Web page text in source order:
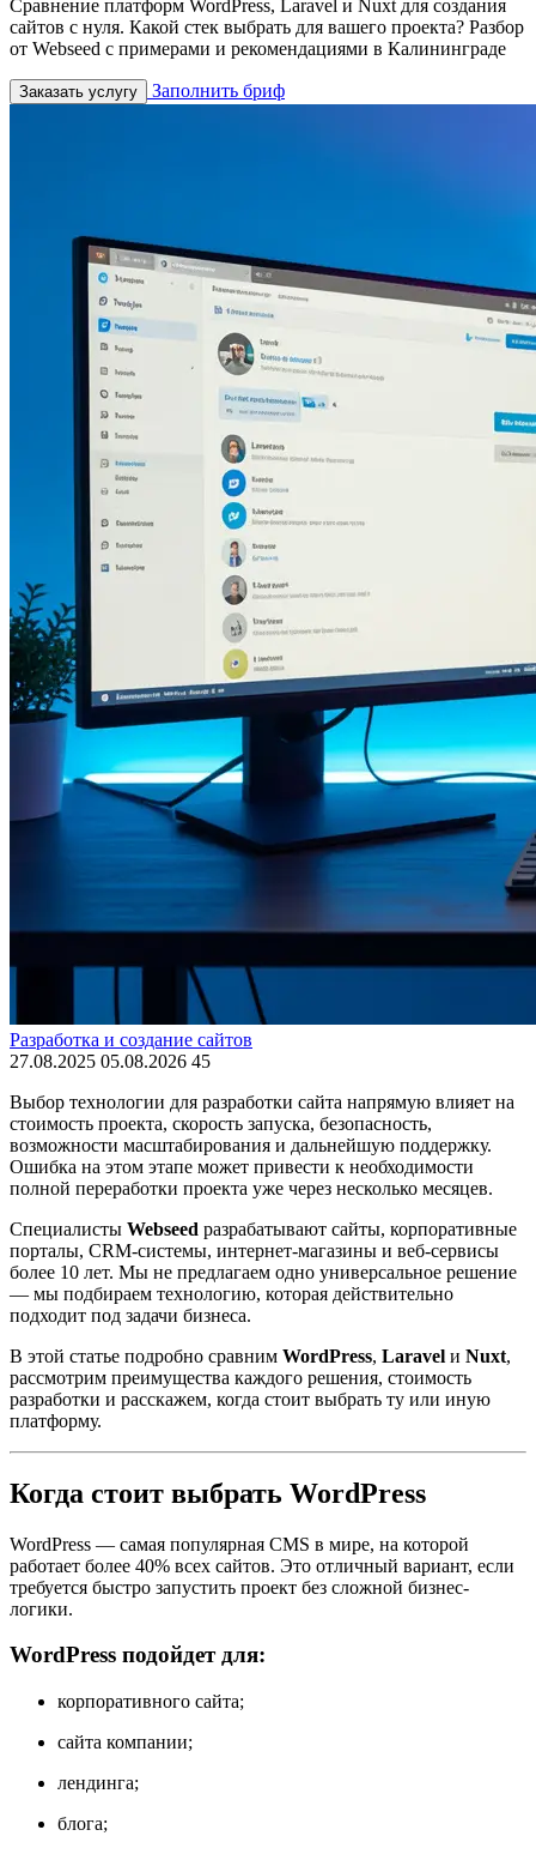
Сравнение платформ WordPress, Laravel и Nuxt для создания
сайтов с нуля. Какой стек выбрать для вашего проекта? Разбор
от Webseed с примерами и рекомендациями в Калининграде
Заказать услугу Заполнить бриф
Разработка и создание сайтов
27.08.2025 05.08.2026 45
Выбор технологии для разработки сайта напрямую влияет на
стоимость проекта, скорость запуска, безопасность,
возможности масштабирования и дальнейшую поддержку.
Ошибка на этом этапе может привести к необходимости
полной переработки проекта уже через несколько месяцев.
Специалисты Webseed разрабатывают сайты, корпоративные
порталы, CRM-системы, интернет-магазины и веб-сервисы
более 10 лет. Мы не предлагаем одно универсальное решение
— мы подбираем технологию, которая действительно
подходит под задачи бизнеса.
В этой статье подробно сравним WordPress, Laravel и Nuxt,
рассмотрим преимущества каждого решения, стоимость
разработки и расскажем, когда стоит выбрать ту или иную
платформу.
Когда стоит выбрать WordPress
WordPress — самая популярная CMS в мире, на которой
работает более 40% всех сайтов. Это отличный вариант, если
требуется быстро запустить проект без сложной бизнес-
логики.
WordPress подойдет для:
корпоративного сайта;
сайта компании;
лендинга;
блога;